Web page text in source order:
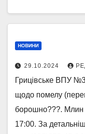
НОВИНИ
29.10.2024
Грицівське ВПУ
щодо помелу
борошно???. Млин
17:00. За